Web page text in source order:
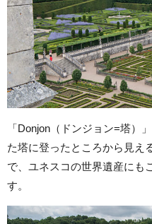
「Donjon（ドンジョン=塔）
た塔に登ったところから見え
で、ユネスコの世界遺産にも
す。